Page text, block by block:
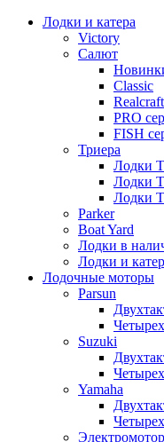
Лодки и катера
Victory
Салют
Classic
Realcraft
PRO
FISH
Триера
Лодки
Лодки
Лодки
Parker
Boat Yard
Лодки в
Лодки и
Лодочные моторы
Parsun
Suzuki
Yamaha